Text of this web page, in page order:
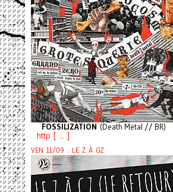
FOSSILIZATION (Death Metal // BR)
http [ ... ]
VEN 11/09 : LE Z À GZ